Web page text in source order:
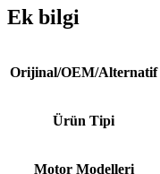
Ek bilgi
Orijinal/OEM/Alternatif
Ürün Tipi
Motor Modelleri